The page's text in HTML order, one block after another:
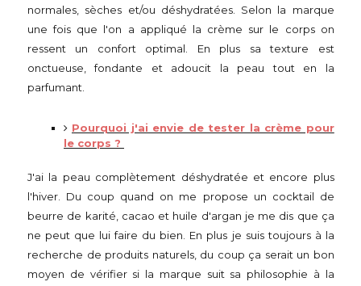
normales, sèches et/ou déshydratées. Selon la marque
une fois que l'on a appliqué la crème sur le corps on
ressent un confort optimal. En plus sa texture est
onctueuse, fondante et adoucit la peau tout en la
parfumant.
Pourquoi j'ai envie de tester la crème pour
le corps ?
J'ai la peau complètement déshydratée et encore plus
l'hiver. Du coup quand on me propose un cocktail de
beurre de karité, cacao et huile d'argan je me dis que ça
ne peut que lui faire du bien. En plus je suis toujours à la
recherche de produits naturels, du coup ça serait un bon
moyen de vérifier si la marque suit sa philosophie à la